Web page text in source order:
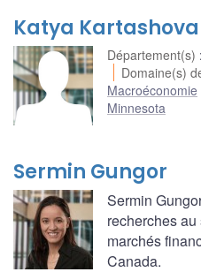
Katya Kartashova
Département(s) :
Domaine(s)
Macroéconomie
Minnesota
Sermin Gungor
Sermin
recherches
marchés
Canada.